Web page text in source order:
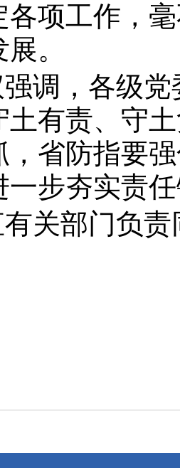
各项工作，
。
调，各级
土有责、守
，省防指要
一步夯实责
关部门负